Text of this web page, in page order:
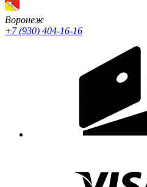
Воронеж
+7 (930) 404-16-16